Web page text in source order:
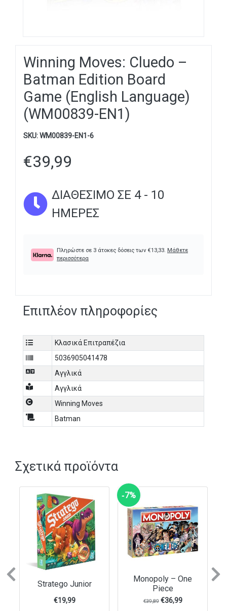
Winning Moves: Cluedo –
Batman Edition Board
Game (English Language)
(WM00839-EN1)
SKU:WM00839-EN1-6
€39,99
ΔΙΑΘΈΣΙΜΟ ΣΕ 4 - 10
ΗΜΈΡΕΣ
Πληρώστε σε 3 άτοκες δόσεις των €13,33. Μάθετε
περισσότερα
Επιπλέον πληροφορίες
Κλασικά Επιτραπέζια
5036905041478
Αγγλικά
Αγγλικά
Winning Moves
Batman
Σχετικά προϊόντα
Stratego Junior
€19,99
‑7%
Monopoly – One
Piece
€39,89 €36,99
Previous